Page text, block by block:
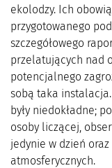
ekolodzy. Ich
przygotowanego
szczegółowego
przelatujących nad
potencjalnego
sobą taka
były niedokładne;
osoby liczącej,
jedynie w dzień
atmosferycznych.